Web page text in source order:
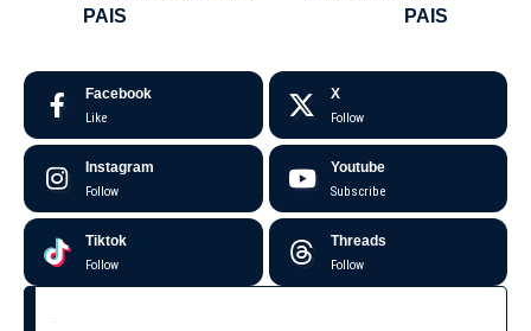
PAIS
PAIS
Facebook
Like
X
Follow
Instagram
Follow
Youtube
Subscribe
Tiktok
Follow
Threads
Follow